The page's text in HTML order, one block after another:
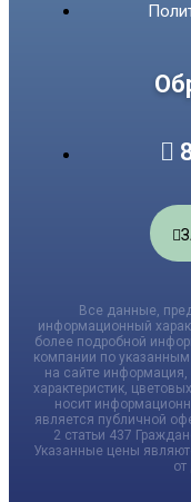
Все данные,
информационный
более подробной
компании по
на сайте
характеристик,
носит
является публичной
2 статьи 437
Указанные цены